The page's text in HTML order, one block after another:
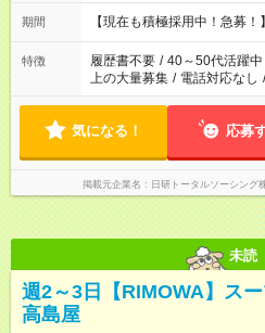
望する勤務時間と、もう1つ
期間 【現在も積極採用中！急募！
特徴 履歴書不要 / 40～50代活躍中
上の大量募集 / 電話対応なし /
気になる！ 応募
掲載元企業名 日研トータルソーシン
未読
週2～3日【RIMOWA】ス
高島屋